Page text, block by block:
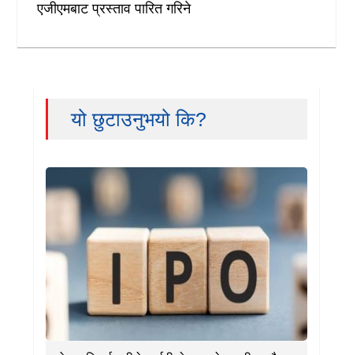
एजीएमबाट प्रस्ताव पारित गरिने
यो छुटाउनुभयो कि?